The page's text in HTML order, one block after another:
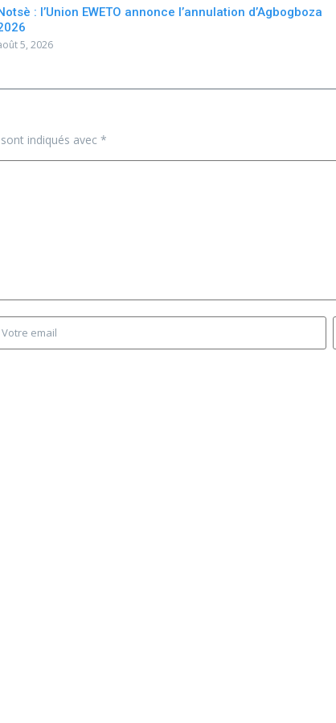
: l’Union EWETO annonce l’annulation d’Agbogboza
5, 2026
indiqués avec *